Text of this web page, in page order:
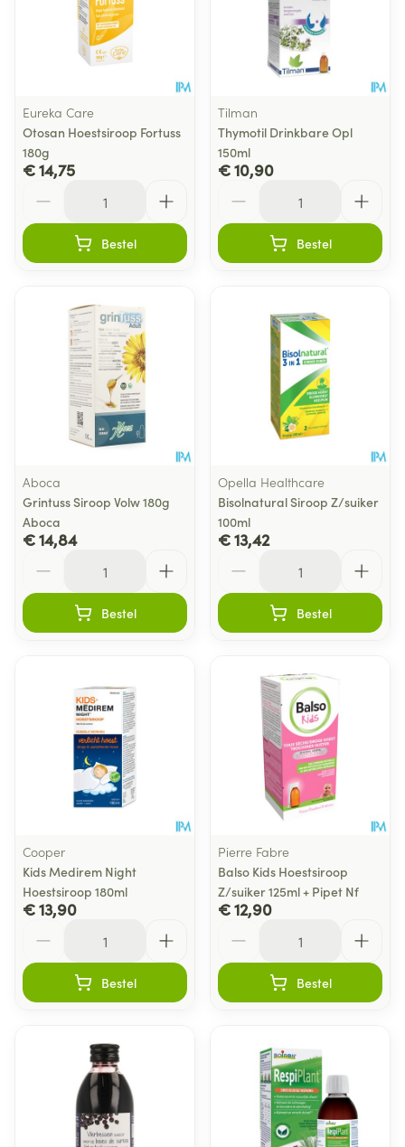
Eureka Care
Otosan Hoestsiroop Fortuss
180g
€ 14,75
Bestel
Tilman
Thymotil Drinkbare Opl
150ml
€ 10,90
Bestel
Aboca
Grintuss Siroop Volw 180g
Aboca
€ 14,84
Bestel
Opella Healthcare
Bisolnatural Siroop Z/suiker
100ml
€ 13,42
Bestel
Cooper
Kids Medirem Night
Hoestsiroop 180ml
€ 13,90
Bestel
Pierre Fabre
Balso Kids Hoestsiroop
Z/suiker 125ml + Pipet Nf
€ 12,90
Bestel